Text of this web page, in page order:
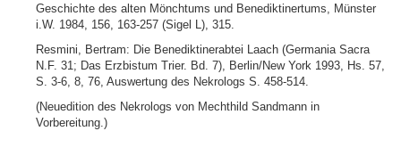
Geschichte des alten Mönchtums und Benediktinertums, Münster
i.W. 1984, 156, 163-257 (Sigel L), 315.
Resmini, Bertram: Die Benediktinerabtei Laach (Germania Sacra
N.F. 31; Das Erzbistum Trier. Bd. 7), Berlin/New York 1993, Hs. 57,
S. 3-6, 8, 76, Auswertung des Nekrologs S. 458-514.
(Neuedition des Nekrologs von Mechthild Sandmann in
Vorbereitung.)